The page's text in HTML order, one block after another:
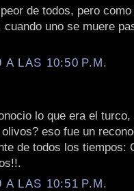
de todos, pero
uno se muere
LAS 10:50 P.M.
lo que era el
eso fue un
de todos los tiempos:
LAS 10:51 P.M.